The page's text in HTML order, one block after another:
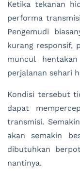
Ketika tekanan
performa
Pengemudi
kurang responsif,
muncul
perjalanan sehari
Kondisi tersebut
dapat
transmisi.
akan semakin
dibutuhkan
nantinya.